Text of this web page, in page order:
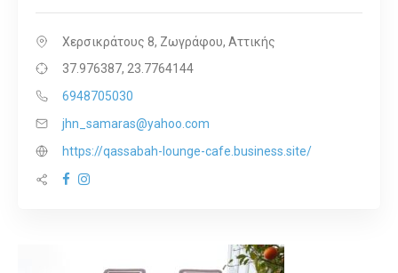
Χερσικράτους 8, Ζωγράφου, Αττικής
37.976387, 23.7764144
6948705030
jhn_samaras@yahoo.com
https://qassabah-lounge-cafe.business.site/